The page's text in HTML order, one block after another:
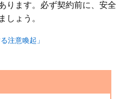
ります。必ず契約前に、安全
しょう。
注意喚起」